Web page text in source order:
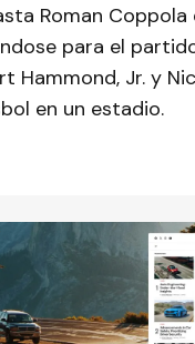
Roman Coppola
para el
Hammond, Jr. y
en un estadio.